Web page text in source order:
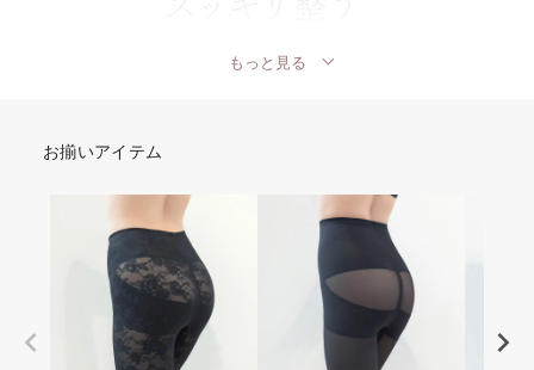
もっと見る
お揃いアイテム